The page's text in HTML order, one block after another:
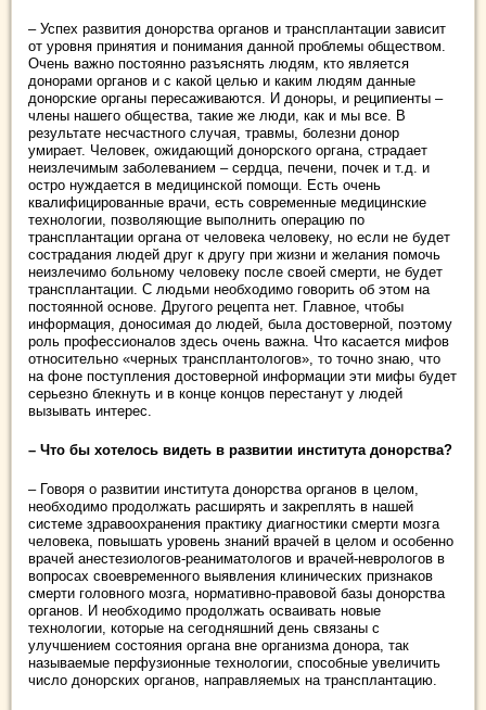
– Успех развития донорства органов и трансплантации зависит
от уровня принятия и понимания данной проблемы обществом.
Очень важно постоянно разъяснять людям, кто является
донорами органов и с какой целью и каким людям данные
донорские органы пересаживаются. И доноры, и реципиенты –
члены нашего общества, такие же люди, как и мы все. В
результате несчастного случая, травмы, болезни донор
умирает. Человек, ожидающий донорского органа, страдает
неизлечимым заболеванием – сердца, печени, почек и т.д. и
остро нуждается в медицинской помощи. Есть очень
квалифицированные врачи, есть современные медицинские
технологии, позволяющие выполнить операцию по
трансплантации органа от человека человеку, но если не будет
сострадания людей друг к другу при жизни и желания помочь
неизлечимо больному человеку после своей смерти, не будет
трансплантации. С людьми необходимо говорить об этом на
постоянной основе. Другого рецепта нет. Главное, чтобы
информация, доносимая до людей, была достоверной, поэтому
роль профессионалов здесь очень важна. Что касается мифов
относительно «черных трансплантологов», то точно знаю, что
на фоне поступления достоверной информации эти мифы будет
серьезно блекнуть и в конце концов перестанут у людей
вызывать интерес.
– Что бы хотелось видеть в развитии института донорства?
– Говоря о развитии института донорства органов в целом,
необходимо продолжать расширять и закреплять в нашей
системе здравоохранения практику диагностики смерти мозга
человека, повышать уровень знаний врачей в целом и особенно
врачей анестезиологов-реаниматологов и врачей-неврологов в
вопросах своевременного выявления клинических признаков
смерти головного мозга, нормативно-правовой базы донорства
органов. И необходимо продолжать осваивать новые
технологии, которые на сегодняшний день связаны с
улучшением состояния органа вне организма донора, так
называемые перфузионные технологии, способные увеличить
число донорских органов, направляемых на трансплантацию.